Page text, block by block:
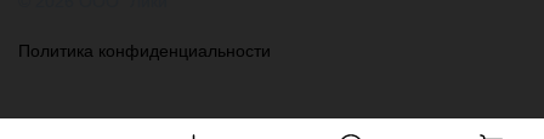
Политика конфиденциальности